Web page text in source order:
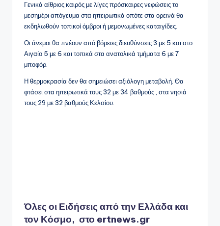
Γενικά αίθριος καιρός με λίγες πρόσκαιρες νεφώσεις το
μεσημέρι απόγευμα στα ηπειρωτικά οπότε στα ορεινά θα
εκδηλωθούν τοπικοί όμβροι ή μεμονωμένες καταιγίδες.
Οι άνεμοι θα πνέουν από βόρειες διευθύνσεις 3 με 5 και στο
Αιγαίο 5 με 6 και τοπικά στα ανατολικά τμήματα 6 με 7
μποφόρ.
Η θερμοκρασία δεν θα σημειώσει αξιόλογη μεταβολή. Θα
φτάσει στα ηπειρωτικά τους 32 με 34 βαθμούς , στα νησιά
τους 29 με 32 βαθμούς Κελσίου.
Όλες οι Ειδήσεις από την Ελλάδα και
τον Κόσμο, στο ertnews.gr